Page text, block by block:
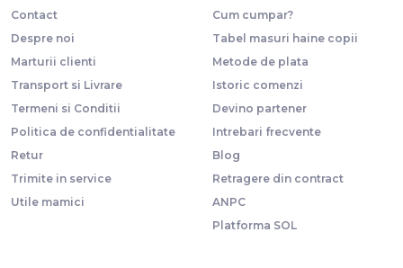
Contact
Despre noi
Marturii clienti
Transport si Livrare
Termeni si Conditii
Politica de confidentialitate
Retur
Trimite in service
Utile mamici
Cum cumpar?
Tabel masuri haine copii
Metode de plata
Istoric comenzi
Devino partener
Intrebari frecvente
Blog
Retragere din contract
ANPC
Platforma SOL